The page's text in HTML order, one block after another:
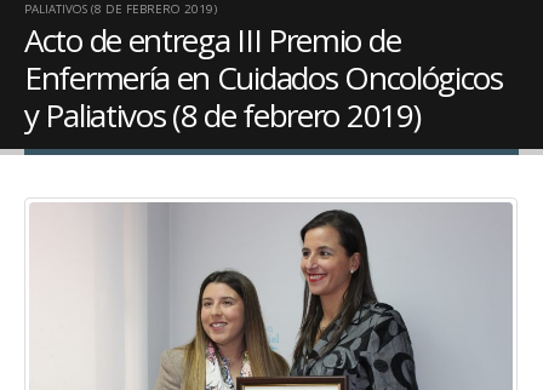
PALIATIVOS (8 DE FEBRERO 2019)
Acto de entrega III Premio de
Enfermería en Cuidados Oncológicos
y Paliativos (8 de febrero 2019)